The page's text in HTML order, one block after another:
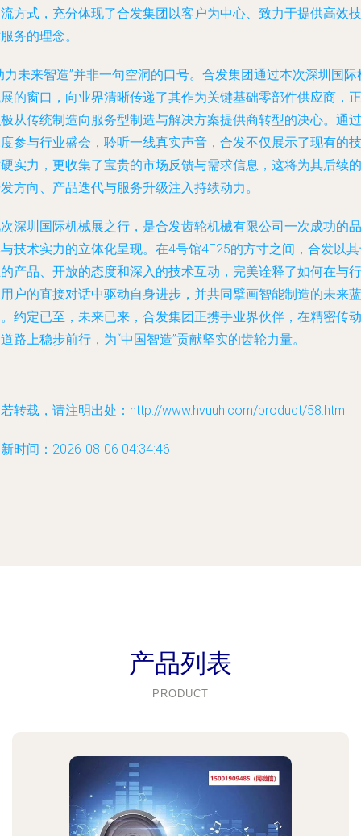
方式，充分体现了合发集团以客户为中心、致力于提供高效技
务的理念。
力未来智造”并非一句空洞的口号。合发集团通过本次深圳国际
的窗口，向业界清晰传递了其作为关键基础零部件供应商，正
从传统制造向服务型制造与解决方案提供商转型的决心。通过
参与行业盛会，聆听一线真实声音，合发不仅展示了现有的技
实力，更收集了宝贵的市场反馈与需求信息，这将为其后续的
方向、产品迭代与服务升级注入持续动力。
深圳国际机械展之行，是合发齿轮机械有限公司一次成功的品
技术实力的立体化呈现。在4号馆4F25的方寸之间，合发以
产品、开放的态度和深入的技术互动，完美诠释了如何在与行
户的直接对话中驱动自身进步，并共同擘画智能制造的未来蓝
约定已至，未来已来，合发集团正携手业界伙伴，在精密传动
路上稳步前行，为“中国智造”贡献坚实的齿轮力量。
转载，请注明出处：http://www.hvuuh.com/product/58.html
时间：2026-08-06 04:34:46
产品列表
PRODUCT